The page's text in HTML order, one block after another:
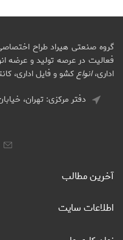
فعالیت در عرصه تولید و عرضه
اداری،انواعکشو و فایل اداری،
دفتر مرکزی: تهران،
آخرین مطالب
اطلاعات سایت